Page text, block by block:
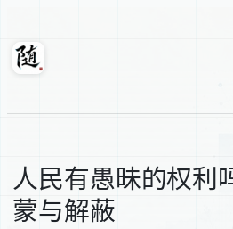
内
随轩
人民有愚昧的权
蒙与解蔽